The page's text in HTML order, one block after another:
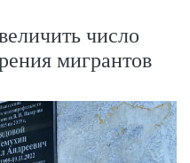
число
мигрантов